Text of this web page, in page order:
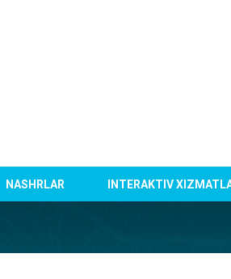
NASHRLAR INTERAKTIV